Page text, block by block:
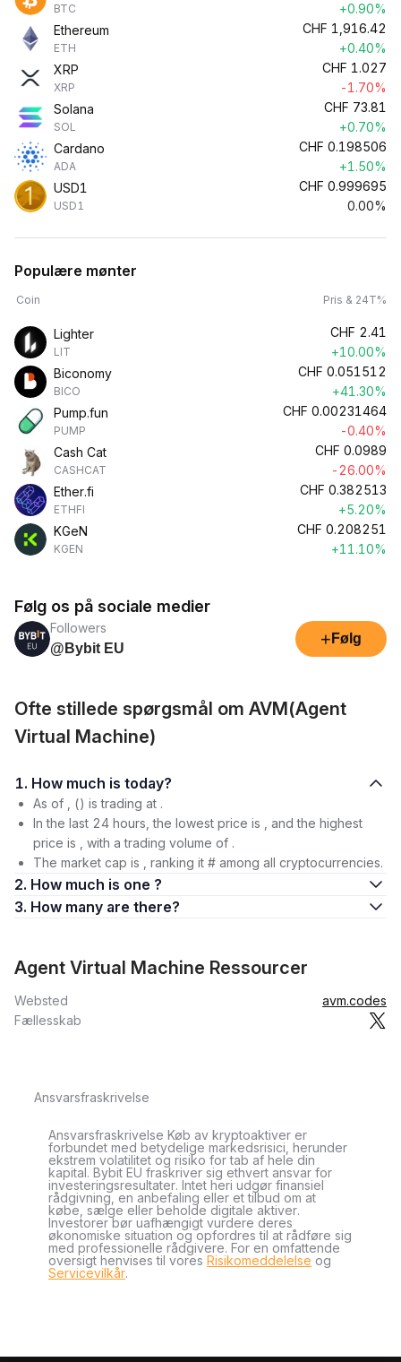
BTC
+0.90%
Ethereum
ETH
CHF 1,916.42
+0.40%
XRP
XRP
CHF 1.027
-1.70%
Solana
SOL
CHF 73.81
+0.70%
Cardano
ADA
CHF 0.198506
+1.50%
USD1
USD1
CHF 0.999695
0.00%
Populære mønter
Coin Pris & 24T%
Lighter
LIT
CHF 2.41
+10.00%
Biconomy
BICO
CHF 0.051512
+41.30%
Pump.fun
PUMP
CHF 0.00231464
-0.40%
Cash Cat
CASHCAT
CHF 0.0989
-26.00%
Ether.fi
ETHFI
CHF 0.382513
+5.20%
KGeN
KGEN
CHF 0.208251
+11.10%
Følg os på sociale medier
Followers
@Bybit EU
+ Følg
Ofte stillede spørgsmål om AVM(Agent
Virtual Machine)
1. How much is today?
As of , () is trading at .
In the last 24 hours, the lowest price is , and the highest
price is , with a trading volume of .
The market cap is , ranking it # among all cryptocurrencies.
2. How much is one ?
3. How many are there?
Agent Virtual Machine Ressourcer
Websted
avm.codes
Fællesskab
Ansvarsfraskrivelse
Ansvarsfraskrivelse Køb av kryptoaktiver er
forbundet med betydelige markedsrisici, herunder
ekstrem volatilitet og risiko for tab af hele din
kapital. Bybit EU fraskriver sig ethvert ansvar for
investeringsresultater. Intet heri udgør finansiel
rådgivning, en anbefaling eller et tilbud om at
købe, sælge eller beholde digitale aktiver.
Investorer bør uafhængigt vurdere deres
økonomiske situation og opfordres til at rådføre sig
med professionelle rådgivere. For en omfattende
oversigt henvises til vores Risikomeddelelse og
Servicevilkår.